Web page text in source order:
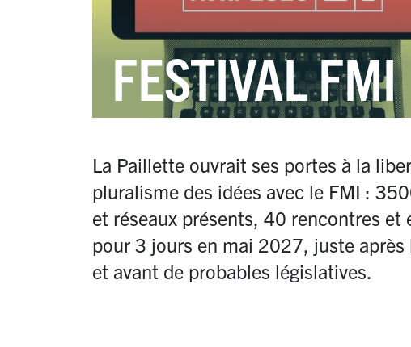
FESTIVAL FMI
La Paillette ouvrait ses portes à la
pluralisme des idées avec le FMI :
et réseaux présents, 40 rencontres et
pour 3 jours en mai 2027, juste
et avant de probables législatives.